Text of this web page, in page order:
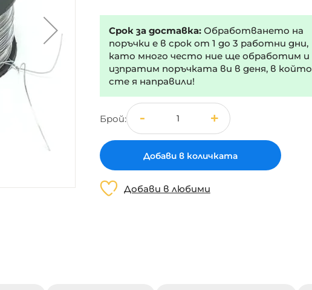
Срок за доставка:Обработването на
поръчки е в срок от 1 до 3 работни дни,
като много често ние ще обработим и
изпратим поръчката ви в деня, в който
сте я направили!
Брой
Добави в количката
Добави в любими